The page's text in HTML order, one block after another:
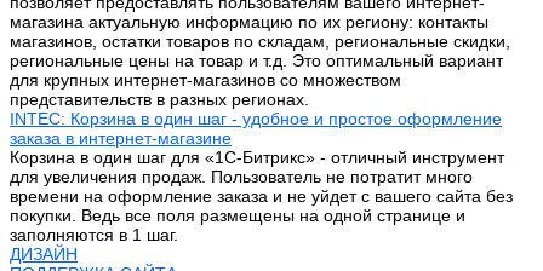
магазина актуальную информацию по их региону: контакты
магазинов, остатки товаров по складам, региональные скидки,
региональные цены на товар и т.д. Это оптимальный вариант
для крупных интернет-магазинов со множеством
представительств в разных регионах.
INTEC: Корзина в один шаг - удобное и простое оформление
заказа в интернет-магазине
Корзина в один шаг для «1С-Битрикс» - отличный инструмент
для увеличения продаж. Пользователь не потратит много
времени на оформление заказа и не уйдет с вашего сайта без
покупки. Ведь все поля размещены на одной странице и
заполняются в 1 шаг.
ДИЗАЙН